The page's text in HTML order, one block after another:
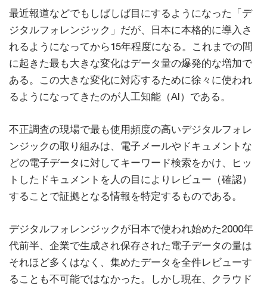
最近報道などでもしばしば目にするようになった「デ
ジタルフォレンジック」だが、日本に本格的に導入さ
れるようになってから15年程度になる。これまでの間
に起きた最も大きな変化はデータ量の爆発的な増加で
ある。この大きな変化に対応するために徐々に使われ
るようになってきたのが人工知能（AI）である。
不正調査の現場で最も使用頻度の高いデジタルフォレ
ンジックの取り組みは、電子メールやドキュメントな
どの電子データに対してキーワード検索をかけ、ヒッ
トしたドキュメントを人の目によりレビュー（確認）
することで証拠となる情報を特定するものである。
デジタルフォレンジックが日本で使われ始めた2000年
代前半、企業で生成され保存された電子データの量は
それほど多くはなく、集めたデータを全件レビューす
ることも不可能ではなかった。しかし現在、クラウド